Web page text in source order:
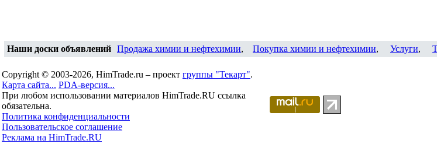
Наши доски объявлений Продажа химии и нефтехимии, Покупка химии и нефтехимии, Услуги,
Copyright © 2003-2026, HimTrade.ru – проект группы "Текарт".
Карта сайта... PDA-версия...
При любом использовании материалов HimTrade.RU ссылка
обязательна.
Политика конфиденциальности
Пользовательское соглашение
Реклама на HimTrade.RU